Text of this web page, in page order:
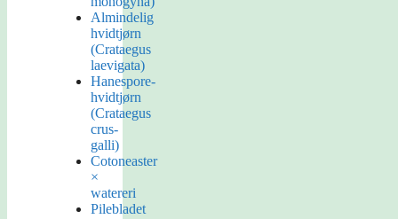
Almindelig
hvidtjørn
(Crataegus
laevigata)
Hanespore-
hvidtjørn
(Crataegus
crus-
galli)
Cotoneaster
×
watereri
Pilebladet